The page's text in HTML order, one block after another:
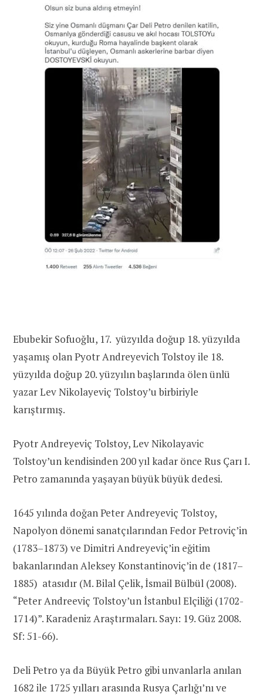
Ebubekir Sofuoğlu, 17. yüzyılda doğup 18. yüzyılda
yaşamış olan Pyotr Andreyevich Tolstoy ile 18.
yüzyılda doğup 20. yüzyılın başlarında ölen ünlü
yazar Lev Nikolayeviç Tolstoy’u birbiriyle
karıştırmış.
Pyotr Andreyeviç Tolstoy, Lev Nikolayavic
Tolstoy’un kendisinden 200 yıl kadar önce Rus Çarı I.
Petro zamanında yaşayan büyük büyük dedesi.
1645 yılında doğan Peter Andreyeviç Tolstoy,
Napolyon dönemi sanatçılarından Fedor Petroviç’in
(1783–1873) ve Dimitri Andreyeviç’in eğitim
bakanlarından Aleksey Konstantinoviç’in de (1817–
1885) atasıdır (M. Bilal Çelik, İsmail Bülbül (2008).
“Peter Andreeviç Tolstoy’un İstanbul Elçiliği (1702-
1714)”. Karadeniz Araştırmaları. Sayı: 19. Güz 2008.
Sf: 51-66).
Deli Petro ya da Büyük Petro gibi unvanlarla anılan
1682 ile 1725 yılları arasında Rusya Çarlığı’nı ve